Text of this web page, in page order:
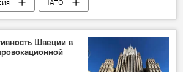
НАТО
Швеции в